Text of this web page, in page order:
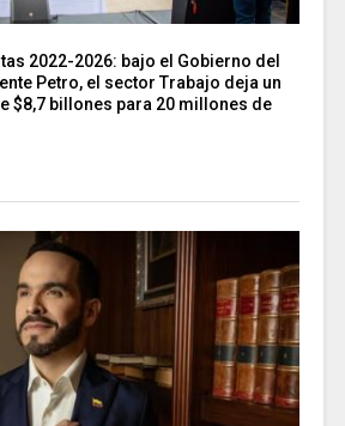
2022-2026: bajo el Gobierno del
Petro, el sector Trabajo deja un
$8,7 billones para 20 millones de